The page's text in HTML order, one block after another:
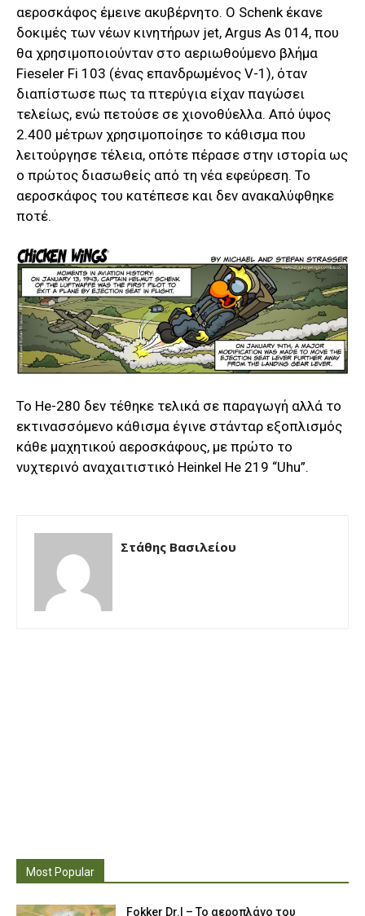
αεροσκάφος έμεινε ακυβέρνητο. Ο Schenk έκανε
δοκιμές των νέων κινητήρων jet, Argus As 014, που
θα χρησιμοποιούνταν στο αεριωθούμενο βλήμα
Fieseler Fi 103 (ένας επανδρωμένος V-1), όταν
διαπίστωσε πως τα πτερύγια είχαν παγώσει
τελείως, ενώ πετούσε σε χιονοθύελλα. Από ύψος
2.400 μέτρων χρησιμοποίησε το κάθισμα που
λειτούργησε τέλεια, οπότε πέρασε στην ιστορία ως
ο πρώτος διασωθείς από τη νέα εφεύρεση. Το
αεροσκάφος του κατέπεσε και δεν ανακαλύφθηκε
ποτέ.
Το He-280 δεν τέθηκε τελικά σε παραγωγή αλλά το
εκτινασσόμενο κάθισμα έγινε στάνταρ εξοπλισμός
κάθε μαχητικού αεροσκάφους, με πρώτο το
νυχτερινό αναχαιτιστικό Heinkel He 219 “Uhu”.
Στάθης Βασιλείου
Most Popular
Fokker Dr.I – To αεροπλάνο του